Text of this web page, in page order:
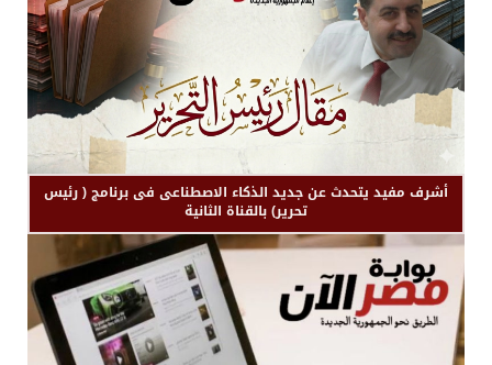
أشرف مفيد يتحدث عن جديد الذكاء الاصطناعى فى برنامج ( رئيس
تحرير) بالقناة الثانية